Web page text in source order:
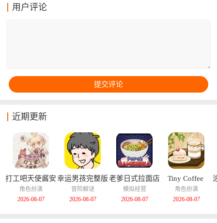
用户评论
近期更新
打工吧天使酱安
卓版
角色扮演
2026-08-07
幸运男孩完整版
冒险解谜
2026-08-07
老爹日式拉面店
汉化版
模拟经营
2026-08-07
Tiny Coffee
Shop Story中文
版
角色扮演
2026-08-07